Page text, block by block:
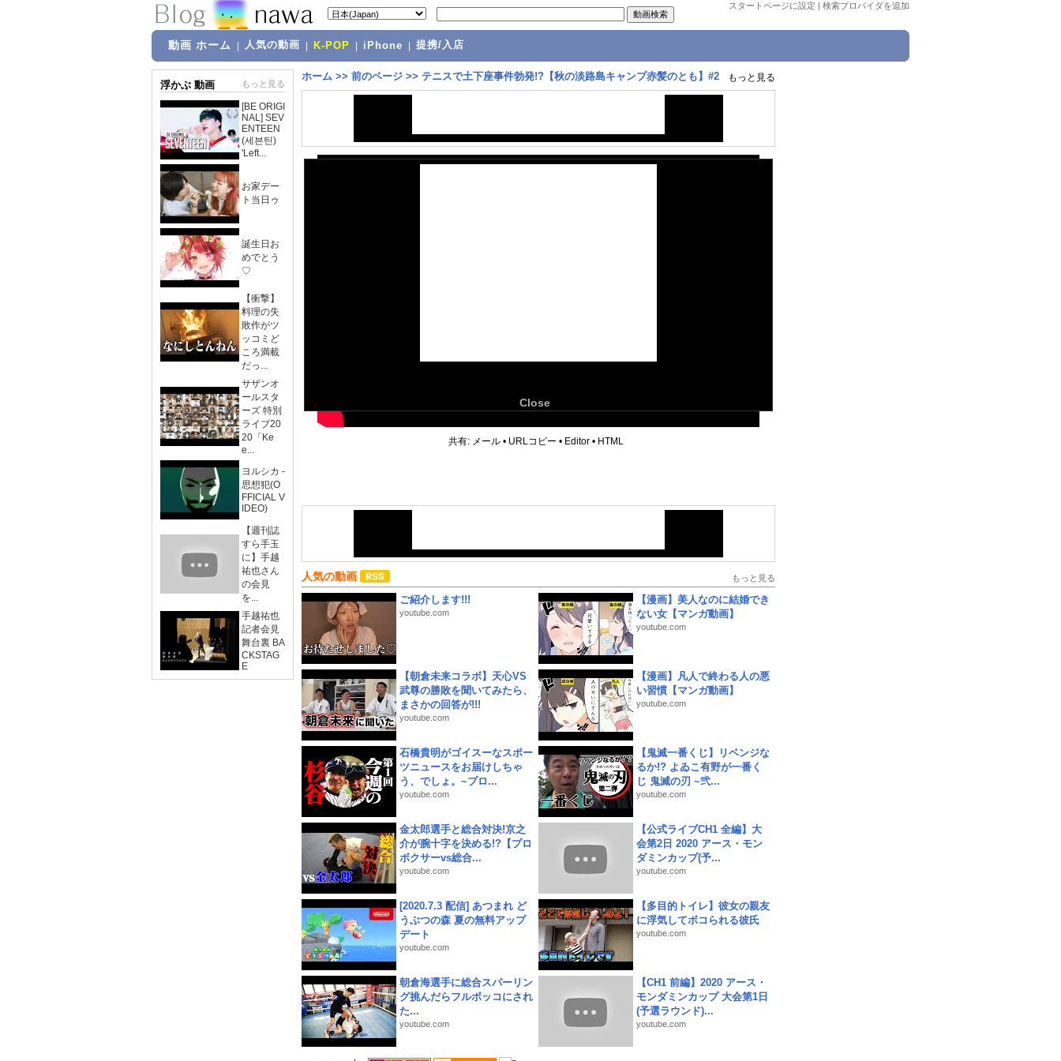
スタートページに設定 | 検索プロバイダを追加
動画 ホーム 人気の動画 K-POP iPhone 提携/入店
浮かぶ 動画 もっと見る
[BE ORIGI
NAL] SEV
ENTEEN
(세븐틴)
'Left...
お家デー
ト当日ゥ
誕生日お
めでとう
♡
【衝撃】
料理の失
敗作がツ
ッコミど
ころ満載
だっ...
サザンオ
ールスタ
ーズ 特別
ライブ20
20「Ke
e...
ヨルシカ -
思想犯(O
FFICIAL V
IDEO)
【週刊誌
すら手玉
に】手越
祐也さん
の会見
を...
手越祐也
記者会見
舞台裏 BA
CKSTAG
E
ホーム >> 前のページ >> テニスで土下座事件勃発!?【秋の淡路島キャンプ赤髪のとも】#2 もっと見る
Close
共有: メール • URLコピー • Editor • HTML
人気の動画 もっと見る
ご紹介します!!!
youtube.com
【漫画】美人なのに結婚でき
ない女【マンガ動画】
youtube.com
【朝倉未来コラボ】天心VS
武尊の勝敗を聞いてみたら、
まさかの回答が!!!
youtube.com
【漫画】凡人で終わる人の悪
い習慣【マンガ動画】
youtube.com
石橋貴明がゴイスーなスポー
ツニュースをお届けしちゃ
う、でしょ。~プロ...
youtube.com
【鬼滅一番くじ】リベンジな
るか!? よゐこ有野が一番く
じ 鬼滅の刃 ~弐...
youtube.com
金太郎選手と総合対決!京之
介が腕十字を決める!?【プロ
ボクサーvs総合...
youtube.com
【公式ライブCH1 全編】大
会第2日 2020 アース・モン
ダミンカップ(予...
youtube.com
[2020.7.3 配信] あつまれ ど
うぶつの森 夏の無料アップ
デート
youtube.com
【多目的トイレ】彼女の親友
に浮気してボコられる彼氏
youtube.com
朝倉海選手に総合スパーリン
グ挑んだらフルボッコにされ
た...
youtube.com
【CH1 前編】2020 アース・
モンダミンカップ 大会第1日
(予選ラウンド)...
youtube.com